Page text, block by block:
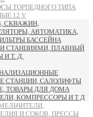
ТОРПЕДНОГО ТИПА
12 V
СКВАЖИН,
АВТОМАТИКА,
БАССЕЙНА
СТАНЦИЯМИ, ПЛАВНЫЙ
И Т. Д.
СТАНЦИИ, САЛОЛИФТЫ
ТОВАРЫ ДЛЯ ДОМА
КОМПРЕССОРЫ И Т Д
И СОКОВ, ПРЕССЫ